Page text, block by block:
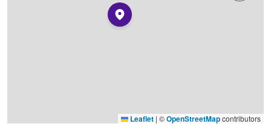
Leaflet | ©OpenStreetMapcontributors